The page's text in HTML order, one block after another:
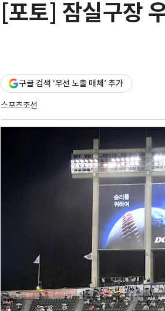
[포토] 잠실구장
구글 검색 ‘우선 노출 매체’ 추가
스포츠조선